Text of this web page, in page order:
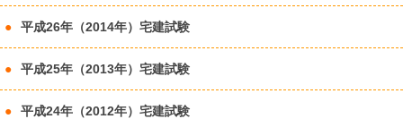
平成26年（2014年）宅建試験
平成25年（2013年）宅建試験
平成24年（2012年）宅建試験